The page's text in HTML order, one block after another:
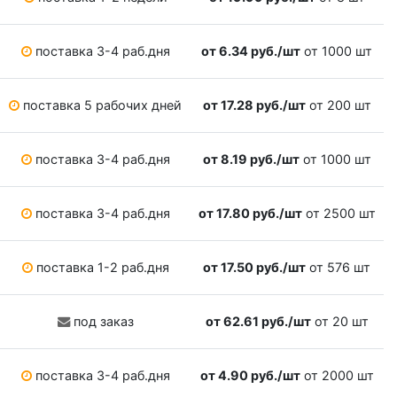
поставка 3-4 раб.дня от 6.34 руб./шт от 1000 шт
поставка 5 рабочих дней от 17.28 руб./штот 200 шт
поставка 3-4 раб.дня от 8.19 руб./штот 1000 шт
поставка 3-4 раб.дня от 17.80 руб./штот 2500 шт
поставка 1-2 раб.дня от 17.50 руб./шт от 576 шт
под заказ от 62.61 руб./штот 20 шт
поставка 3-4 раб.дня от 4.90 руб./штот 2000 шт